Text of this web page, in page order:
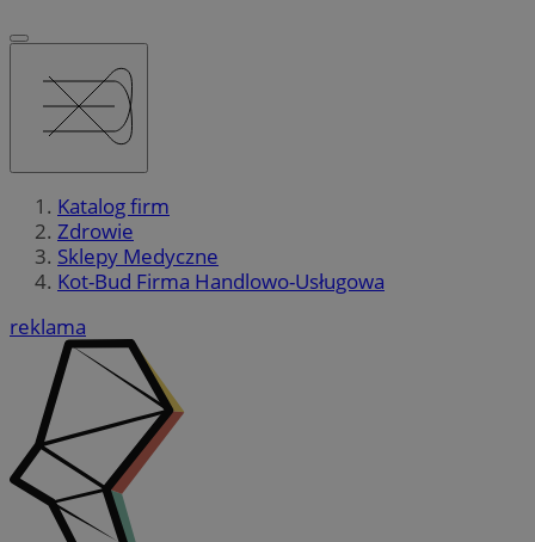
Katalog firm
Zdrowie
Sklepy Medyczne
Kot-Bud Firma Handlowo-Usługowa
reklama